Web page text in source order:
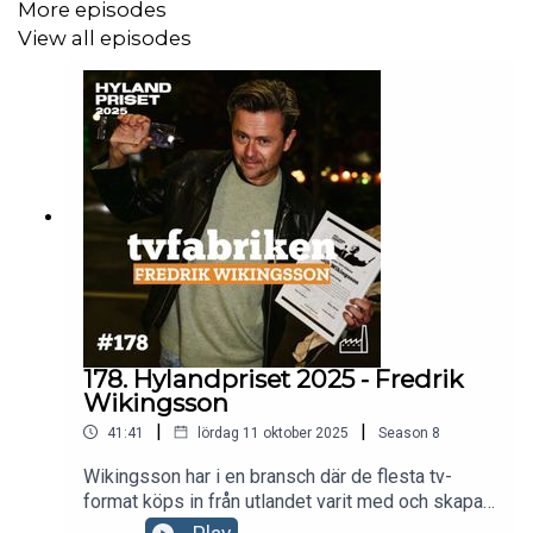
konkurrensutsatt bransch?
More episodes
View all episodes
178. Hylandpriset 2025 - Fredrik
Wikingsson
41:41 | lördag 11 oktober 2025 | Season 8
Wikingsson har i en bransch där de flesta tv-
format köps in från utlandet varit med och skapat
några av de mest älskade. Han har i decennier